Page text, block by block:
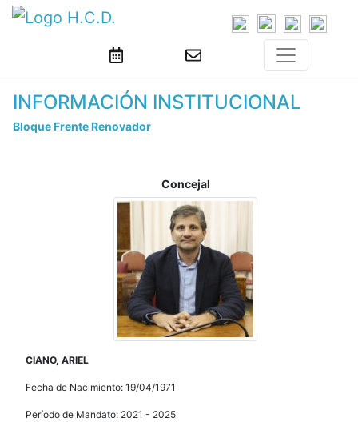
INFORMACIÓN INSTITUCIONAL
Bloque Frente Renovador
Concejal
CIANO, ARIEL
Fecha de Nacimiento: 19/04/1971
Período de Mandato: 2021 - 2025